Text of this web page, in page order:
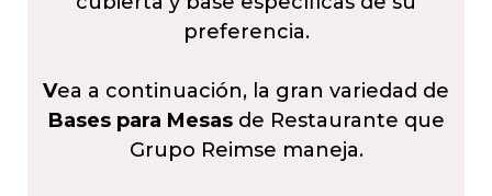
preferencia.
Vea a continuación, la gran variedad de
Bases para Mesasde Restaurante que
Grupo Reimse maneja.